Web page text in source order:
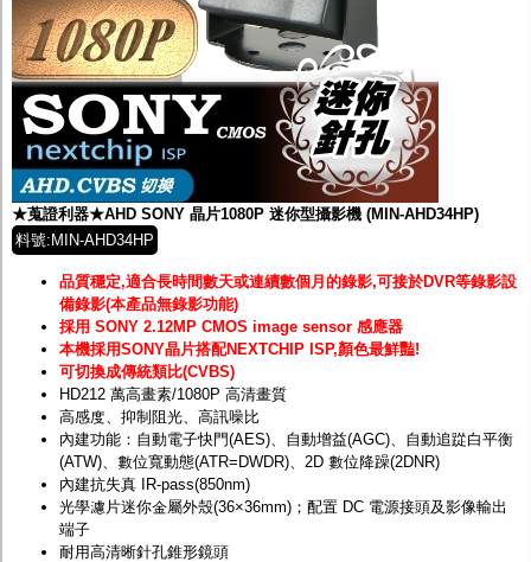
★蒐證利器★AHD SONY 晶片1080P 迷你型攝影機 (MIN-AHD34HP)
料號:MIN-AHD34HP
品質穩定,適合長時間數天或連續數個月的錄影,可接於DVR等錄影設
備錄影(本產品無錄影功能)
採用 SONY 2.12MP CMOS image sensor 感應器
本機採用SONY晶片搭配NEXTCHIP ISP,顏色最鮮豔!
可切換成傳統類比(CVBS)
HD212 萬高畫素/1080P 高清畫質
高感度、抑制阻光、高訊噪比
內建功能：自動電子快門(AES)、自動增益(AGC)、自動追踨白平衡
(ATW)、數位寬動態(ATR=DWDR)、2D 數位降躁(2DNR)
內建抗失真 IR-pass(850nm)
光學濾片迷你金屬外殼(36×36mm)；配置 DC 電源接頭及影像輸出
端子
耐用高清晰針孔錐形鏡頭